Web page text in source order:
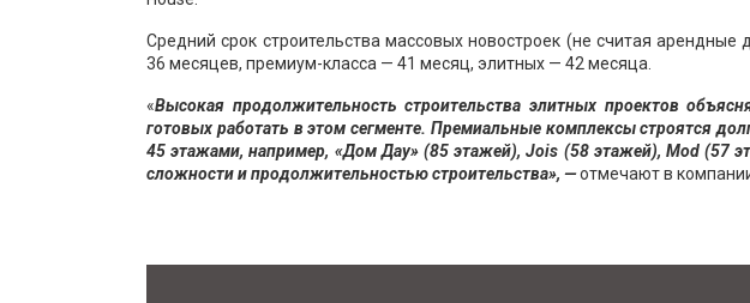
Средний срок строительства массовых новостроек (не считая
36 месяцев, премиум-класса — 41 месяц, элитных — 42 месяца.
«Высокая продолжительность строительства элитных проектов
готовых работать в этом сегменте. Премиальные комплексы строятся
45 этажами, например, «Дом Дау» (85 этажей), Jois (58 этажей), Mod (57
сложности и продолжительностью строительства», —отмечают в